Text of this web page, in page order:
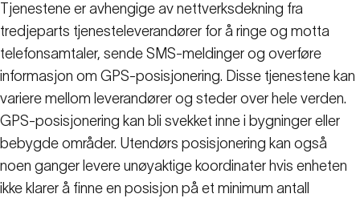
Tjenestene er avhengige av nettverksdekning fra
tredjeparts tjenesteleverandører for å ringe og motta
telefonsamtaler, sende SMS-meldinger og overføre
informasjon om GPS-posisjonering. Disse tjenestene kan
variere mellom leverandører og steder over hele verden.
GPS-posisjonering kan bli svekket inne i bygninger eller
bebygde områder. Utendørs posisjonering kan også
noen ganger levere unøyaktige koordinater hvis enheten
ikke klarer å finne en posisjon på et minimum antall